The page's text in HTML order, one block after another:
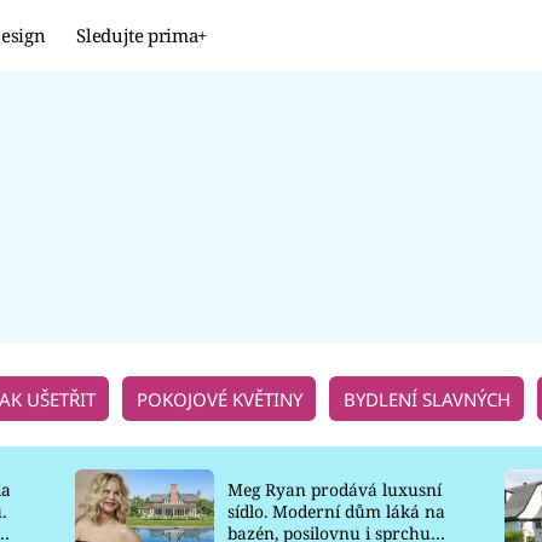
Sledujte prima+
UŠETŘIT POKOJOVÉ KVĚTINY BYDLENÍ SLAVNÝCH
Meg Ryan prodává luxusní
sídlo. Moderní dům láká na
bazén, posilovnu i sprchu